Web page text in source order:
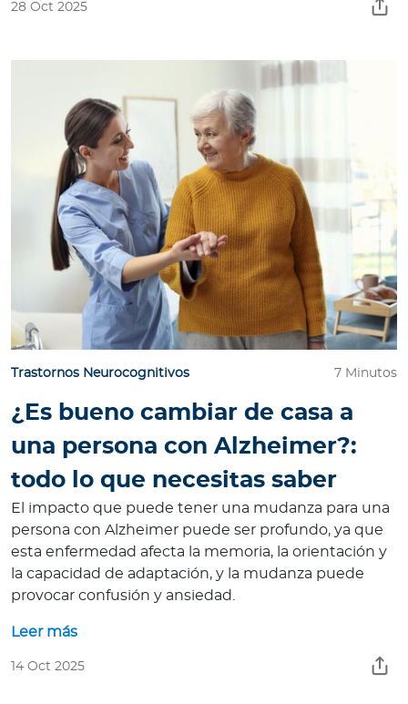
28 Oct 2025
Trastornos Neurocognitivos 7 Minutos
¿Es bueno cambiar de casa a
una persona con Alzheimer?:
todo lo que necesitas saber
El impacto que puede tener una mudanza para una
persona con Alzheimer puede ser profundo, ya que
esta enfermedad afecta la memoria, la orientación y
la capacidad de adaptación, y la mudanza puede
provocar confusión y ansiedad.
Leer más
14 Oct 2025